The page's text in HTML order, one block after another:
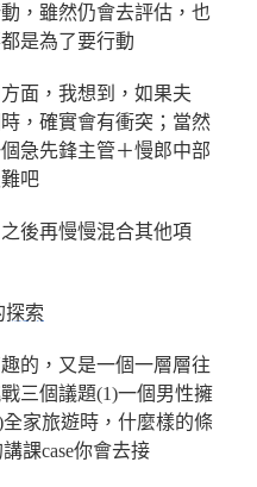
，雖然仍會去評估，也
是為了要行動
面，我想到，如果夫
，確實會有衝突；當然
急先鋒主管＋慢郎中部
吧
後再慢慢混合其他項
探索
的，又是一個一層層往
三個議題(1)一個男性擁
家旅遊時，什麼樣的條
課case你會去接